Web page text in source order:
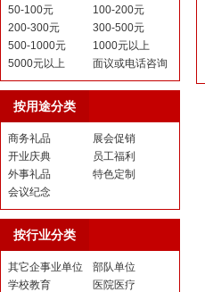
50-100元
100-200元
200-300元
300-500元
500-1000元
1000元以上
5000元以上
面议或电话咨询
按用途分类
商务礼品
展会促销
开业庆典
员工福利
外事礼品
特色定制
会议纪念
按行业分类
其它企事业单位
部队单位
学校教育
医院医疗